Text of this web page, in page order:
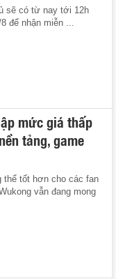
sẽ có từ nay tới 12h
để nhận miễn ...
mức giá thấp
tảng, game
thể tốt hơn cho các fan
vẫn đang mong